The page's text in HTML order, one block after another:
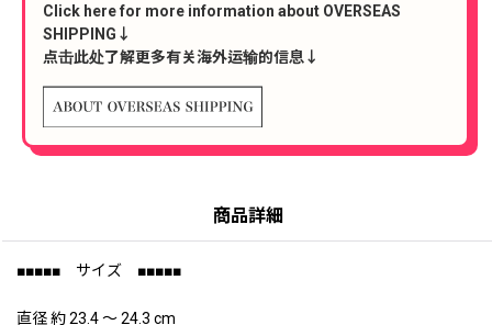
Click here for more information about OVERSEAS
SHIPPING↓
点击此处了解更多有关海外运输的信息↓
商品詳細
■■■■■ サイズ ■■■■■
直径 約 23.4 〜 24.3 cm